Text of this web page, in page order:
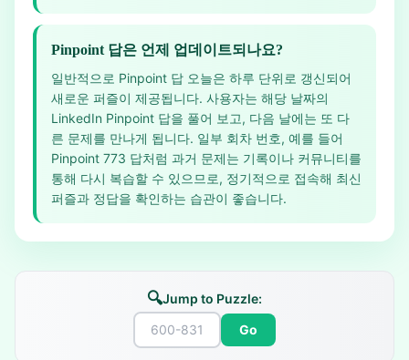
Pinpoint 답은 언제 업데이트되나요?
일반적으로 Pinpoint 답 오늘은 하루 단위로 갱신되어
새로운 퍼즐이 제공됩니다. 사용자는 해당 날짜의
LinkedIn Pinpoint 답을 풀어 보고, 다음 날에는 또 다
른 문제를 만나게 됩니다. 일부 회차 번호, 예를 들어
Pinpoint 773 답처럼 과거 문제는 기록이나 커뮤니티를
통해 다시 복습할 수 있으므로, 정기적으로 접속해 최신
퍼즐과 정답을 확인하는 습관이 좋습니다.
🔍Jump to Puzzle:
Go